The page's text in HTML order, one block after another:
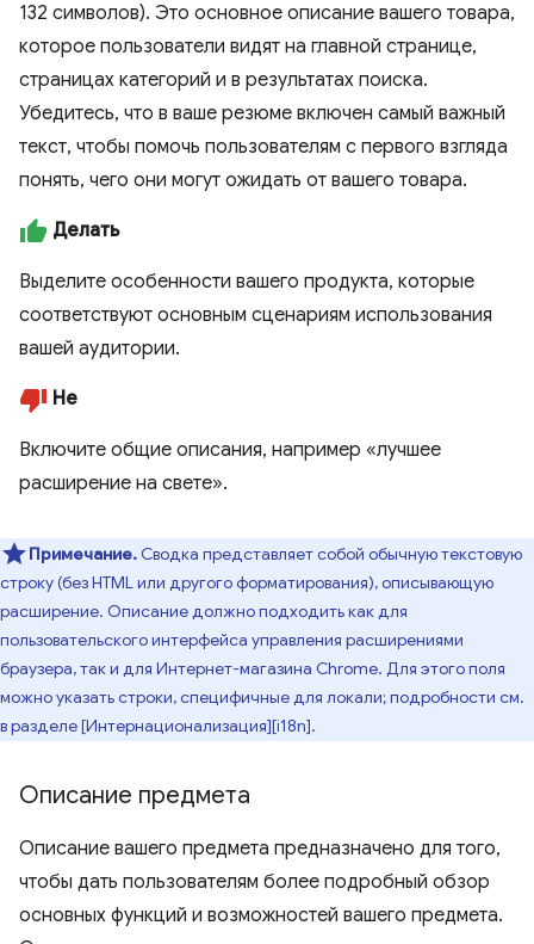
132 символов). Это основное описание вашего товара,
которое пользователи видят на главной странице,
страницах категорий и в результатах поиска.
Убедитесь, что в ваше резюме включен самый важный
текст, чтобы помочь пользователям с первого взгляда
понять, чего они могут ожидать от вашего товара.
Делать
Выделите особенности вашего продукта, которые
соответствуют основным сценариям использования
вашей аудитории.
Не
Включите общие описания, например «лучшее
расширение на свете».
Примечание. Сводка представляет собой обычную текстовую
строку (без HTML или другого форматирования), описывающую
расширение. Описание должно подходить как для
пользовательского интерфейса управления расширениями
браузера, так и для Интернет-магазина Chrome. Для этого поля
можно указать строки, специфичные для локали; подробности см.
в разделе [Интернационализация][i18n].
Описание предмета
Описание вашего предмета предназначено для того,
чтобы дать пользователям более подробный обзор
основных функций и возможностей вашего предмета.